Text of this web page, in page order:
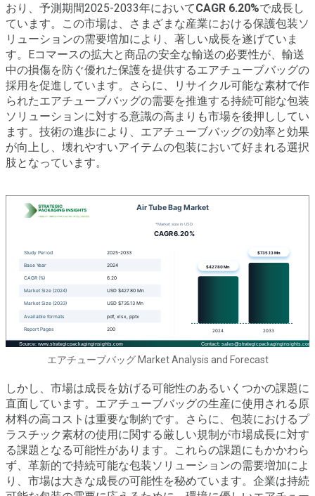
おり、予測期間2025-2033年においてCAGR 6.20%で成長し
ています。この市場は、さまざまな産業における保護包装ソ
リューションの需要増加により、著しい成長を遂げていま
す。Eコマースの拡大と商品の安全な輸送の必要性が、輸送
中の損傷を防ぐ優れた保護を提供するエアチューブバッグの
採用を促進しています。さらに、リサイクル可能な素材で作
られたエアチューブバッグの需要を推進する持続可能な包装
ソリューションに対する意識の高まりも市場を後押ししてい
ます。技術の進歩により、エアチューブバッグの効率と効果
が向上し、壊れやすいアイテムの包装において好まれる選択
肢となっています。
エアチューブバッグ Market Analysis and Forecast
しかし、市場は成長を妨げる可能性のあるいくつかの課題に
直面しています。エアチューブバッグの生産に使用される原
材料の高コストは重要な制約です。さらに、包装におけるプ
ラスチック素材の使用に関する厳しい規制が市場成長に対す
る課題となる可能性があります。これらの課題にもかかわら
ず、革新的で持続可能な包装ソリューションの需要増加によ
り、市場は大きな成長の可能性を秘めています。企業は持続